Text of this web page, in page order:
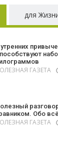
для
утренних
ГАЗЕТА
Обо
ГАЗЕТА